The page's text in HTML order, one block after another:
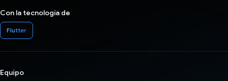
Con la tecnología de
Flutter
Equipo